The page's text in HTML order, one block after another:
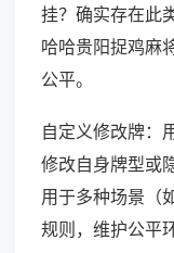
挂？确实存在此
哈哈贵阳捉鸡麻
公平。
自定义修改牌：
修改自身牌型或
用于多种场景（
规则，维护公平